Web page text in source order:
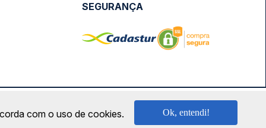
SEGURANÇA
0001-57 | saconibus@queropassagem.com.br
com o uso de cookies. Ok, entendi!